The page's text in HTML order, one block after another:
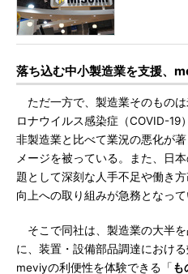
落ち込む中小製造業を支援、
ただ一方で、製造業そのもの
ロナウイルス感染症（COVID-19
非製造業と比べて業況の悪化が
メージを被っている。また、日
題として深刻な人手不足や働き
向上への取り組みが急務となって
そこで同社は、製造業の大半
に、装置・設備部品調達におけ
meviyの利便性を体験できる「 も